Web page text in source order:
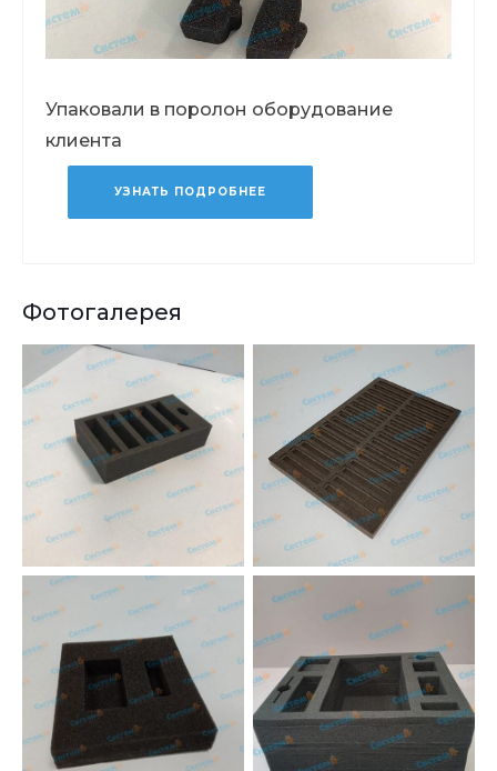
Упаковали в поролон оборудование
клиента
УЗНАТЬ ПОДРОБНЕЕ
Фотогалерея